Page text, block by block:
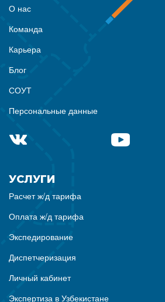
О нас
Команда
Карьера
Блог
СОУТ
Персональные данные
УСЛУГИ
Расчет ж/д тарифа
Оплата ж/д тарифа
Экспедирование
Диспетчеризация
Личный кабинет
Экспертиза в Узбекистане